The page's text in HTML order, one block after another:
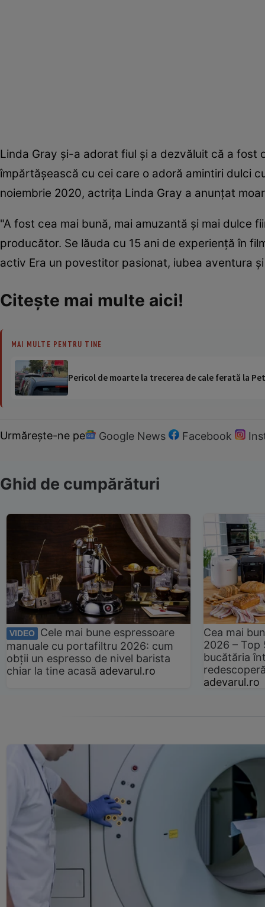
Linda Gray şi-a adorat fiul şi a dezvăluit că a fost
împărtăşească cu cei care o adoră amintiri dulci
noiembrie 2020, actriţa Linda Gray a anunţat
"A fost cea mai bună, mai amuzantă şi mai dulce
producător. Se lăuda cu 15 ani de experienţă în
activ Era un povestitor pasionat, iubea aventura
Citeşte mai multe aici!
MAI MULTE PENTRU TINE
Pericol de moarte la trecerea de cale ferată la
Urmărește-ne pe Google News Facebook
Ghid de cumpărături
VIDEO
Cele mai bune espressoare
manuale cu portafiltru 2026: cum
obții un espresso de nivel barista
chiar la tine acasă adevarul.ro
Cea mai
2026 –
bucătăria
adevarul.ro